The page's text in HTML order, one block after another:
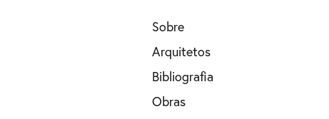
Sobre
Arquitetos
Bibliografia
Obras